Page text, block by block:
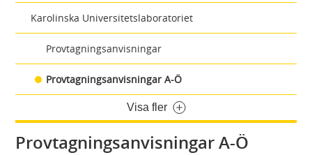
Karolinska Universitetslaboratoriet
Provtagningsanvisningar
Provtagningsanvisningar A-Ö
Visa fler
Provtagningsanvisningar A-Ö